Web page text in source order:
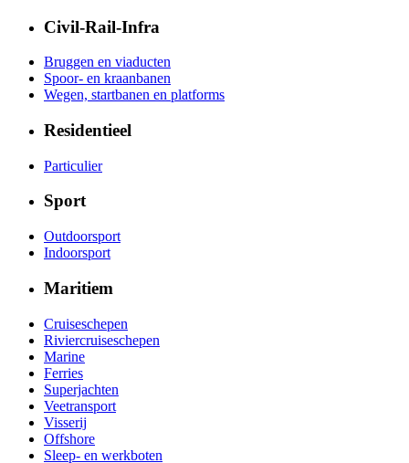
Civil-Rail-Infra
Bruggen en viaducten
Spoor- en kraanbanen
Wegen, startbanen en platforms
Residentieel
Particulier
Sport
Outdoorsport
Indoorsport
Maritiem
Cruiseschepen
Riviercruiseschepen
Marine
Ferries
Superjachten
Veetransport
Visserij
Offshore
Sleep- en werkboten